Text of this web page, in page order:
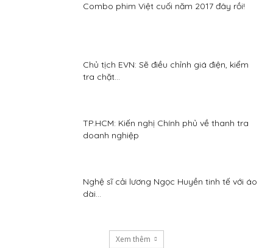
Combo phim Việt cuối năm 2017 đây rồi!
Chủ tịch EVN: Sẽ điều chỉnh giá điện, kiểm
tra chặt...
TP.HCM: Kiến nghị Chính phủ về thanh tra
doanh nghiệp
Nghệ sĩ cải lương Ngọc Huyền tinh tế với áo
dài...
Xem thêm